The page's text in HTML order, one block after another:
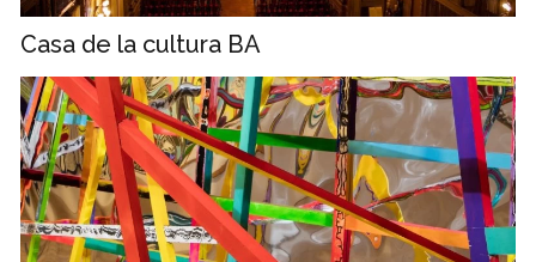
Casa de la cultura BA